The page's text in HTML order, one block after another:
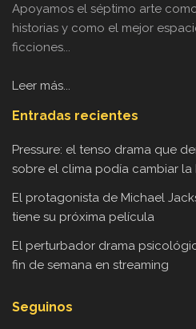
Apoyamos el séptimo arte
historias y como el mejor
ficciones...
Leer más...
Entradas recientes
Pressure: el tenso drama que
sobre el clima podía cambiar la
El protagonista de Michael
tiene su próxima película
El perturbador drama
fin de semana en streaming
Seguinos